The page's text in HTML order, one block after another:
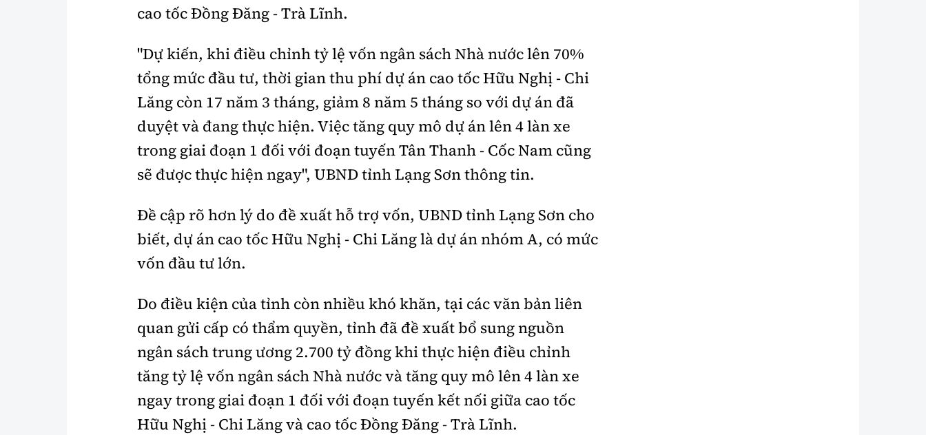
cao tốc Đồng Đăng - Trà Lĩnh.
"Dự kiến, khi điều chỉnh tỷ lệ vốn ngân sách Nhà nước lên 70%
tổng mức đầu tư, thời gian thu phí dự án cao tốc Hữu Nghị - Chi
Lăng còn 17 năm 3 tháng, giảm 8 năm 5 tháng so với dự án đã
duyệt và đang thực hiện. Việc tăng quy mô dự án lên 4 làn xe
trong giai đoạn 1 đối với đoạn tuyến Tân Thanh - Cốc Nam cũng
sẽ được thực hiện ngay", UBND tỉnh Lạng Sơn thông tin.
Đề cập rõ hơn lý do đề xuất hỗ trợ vốn, UBND tỉnh Lạng Sơn cho
biết, dự án cao tốc Hữu Nghị - Chi Lăng là dự án nhóm A, có mức
vốn đầu tư lớn.
Do điều kiện của tỉnh còn nhiều khó khăn, tại các văn bản liên
quan gửi cấp có thẩm quyền, tỉnh đã đề xuất bổ sung nguồn
ngân sách trung ương 2.700 tỷ đồng khi thực hiện điều chỉnh
tăng tỷ lệ vốn ngân sách Nhà nước và tăng quy mô lên 4 làn xe
ngay trong giai đoạn 1 đối với đoạn tuyến kết nối giữa cao tốc
Hữu Nghị - Chi Lăng và cao tốc Đồng Đăng - Trà Lĩnh.